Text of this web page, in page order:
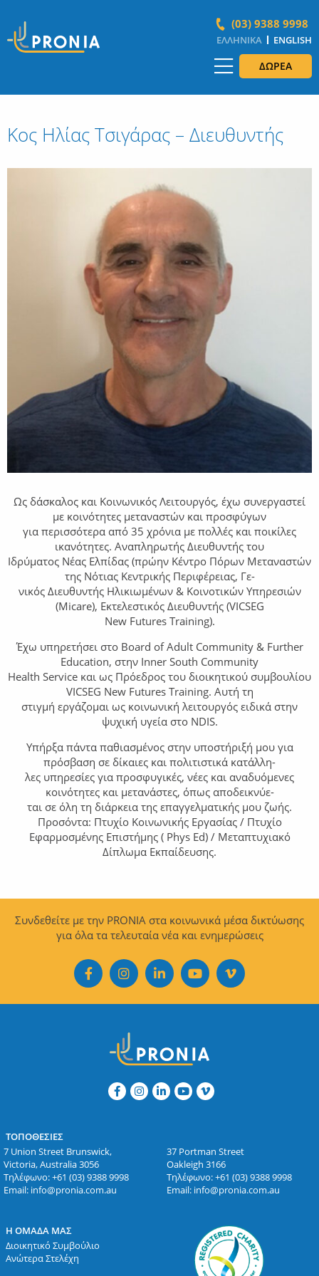
(03) 9388 9998
ΕΛΛΗΝΙΚΆ ENGLISH
ΔΩΡΕΆ
Κος Ηλίας Τσιγάρας – Διευθυντής
Ως δάσκαλος και Κοινωνικός Λειτουργός, έχω συνεργαστεί
με κοινότητες μεταναστών και προσφύγων
για περισσότερα από 35 χρόνια με πολλές και ποικίλες
ικανότητες. Αναπληρωτής Διευθυντής του
Ιδρύματος Νέας Ελπίδας (πρώην Κέντρο Πόρων Μεταναστών
της Νότιας Κεντρικής Περιφέρειας, Γε-
νικός Διευθυντής Ηλικιωμένων & Κοινοτικών Υπηρεσιών
(Micare), Εκτελεστικός Διευθυντής (VICSEG
New Futures Training).
Έχω υπηρετήσει στο Board of Adult Community & Further
Education, στην Inner South Community
Health Service και ως Πρόεδρος του διοικητικού συμβουλίου
VICSEG New Futures Training. Αυτή τη
στιγμή εργάζομαι ως κοινωνική λειτουργός ειδικά στην
ψυχική υγεία στο NDIS.
Υπήρξα πάντα παθιασμένος στην υποστήριξή μου για
πρόσβαση σε δίκαιες και πολιτιστικά κατάλλη-
λες υπηρεσίες για προσφυγικές, νέες και αναδυόμενες
κοινότητες και μετανάστες, όπως αποδεικνύε-
ται σε όλη τη διάρκεια της επαγγελματικής μου ζωής.
Προσόντα: Πτυχίο Κοινωνικής Εργασίας / Πτυχίο
Εφαρμοσμένης Επιστήμης ( Phys Ed) / Μεταπτυχιακό
Δίπλωμα Εκπαίδευσης.
Συνδεθείτε με την PRONIA στα κοινωνικά μέσα δικτύωσης
για όλα τα τελευταία νέα και ενημερώσεις
ΤΟΠΟΘΕΣΊΕΣ
7 Union Street Brunswick,
Victoria, Australia 3056
Τηλέφωνο:+61 (03) 9388 9998
Email: info@pronia.com.au
37 Portman Street
Oakleigh 3166
Τηλέφωνο:+61 (03) 9388 9998
Email: info@pronia.com.au
Η ΟΜΆΔΑ ΜΑΣ
Διοικητικό Συμβούλιο
Ανώτερα Στελέχη